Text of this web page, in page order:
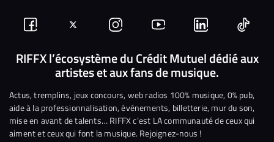
Suivez-
nous
Facebook
Suivez-
nous
sur
Twitter
Nous
rejoindre
sur
Instagram
Nous
rejoindre
sur
YouTube
Nous
rejoindre
sur
Linkedin
Nous
RIFFX l’écosystème du Crédit Mutuel dédié aux
artistes et aux fans de musique.
Actus, tremplins, jeux concours, web radios 100% musique, 0% pub,
aide à la professionnalisation, événements, billetterie, mur du son,
mise en avant de talents… RIFFX c’est LA communauté de ceux qui
aiment et ceux qui font la musique. Rejoignez-nous !